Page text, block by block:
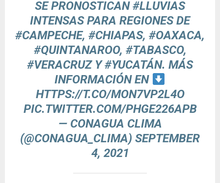
SE PRONOSTICAN#LLUVIAS
INTENSAS PARA REGIONES DE
#CAMPECHE, #CHIAPAS, #OAXACA,
#QUINTANAROO, #TABASCO,
#VERACRUZY#YUCATÁN. MÁS
INFORMACIÓN EN
HTTPS://T.CO/MON7VP2L4O
PIC.TWITTER.COM/PHGE226APB
— CONAGUA CLIMA
(@CONAGUA_CLIMA) SEPTEMBER
4, 2021